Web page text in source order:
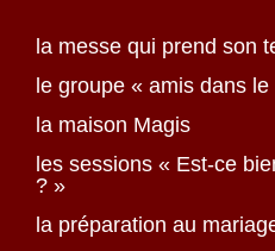
la messe qui prend son
le groupe « amis dans
la maison Magis
les sessions « Est-ce
? »
la préparation au